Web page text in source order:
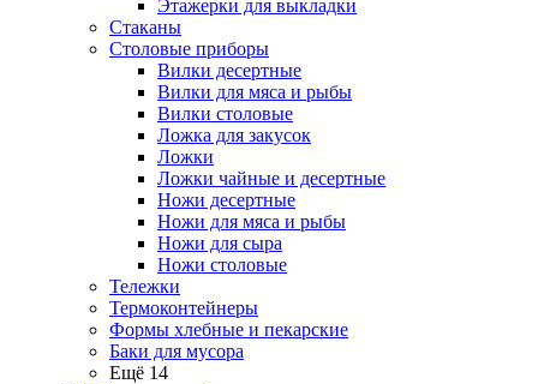
Этажерки для выкладки
Стаканы
Столовые приборы
Вилки десертные
Вилки для мяса и рыбы
Вилки столовые
Ложка для закусок
Ложки
Ложки чайные и десертные
Ножи десертные
Ножи для мяса и рыбы
Ножи для сыра
Ножи столовые
Тележки
Термоконтейнеры
Формы хлебные и пекарские
Баки для мусора
Ещё 14